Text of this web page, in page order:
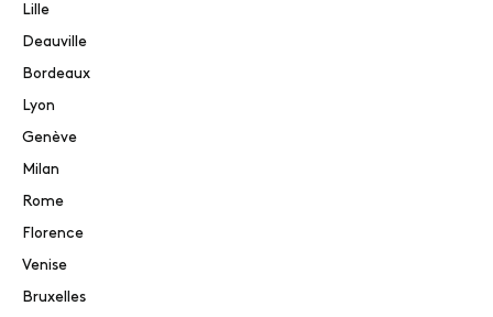
Lille
Deauville
Bordeaux
Lyon
Genève
Milan
Rome
Florence
Venise
Bruxelles